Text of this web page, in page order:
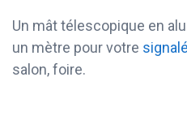
Un mât télescopique en
un mètre pour votre
salon, foire.